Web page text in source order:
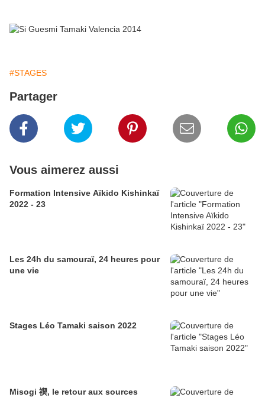
#STAGES
Partager
Vous aimerez aussi
Formation Intensive Aïkido Kishinkaï
2022 - 23
Les 24h du samouraï, 24 heures pour
une vie
Stages Léo Tamaki saison 2022
Misogi 禊, le retour aux sources